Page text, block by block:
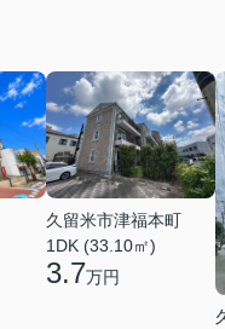
久留米市津福本町
1DK (33.10㎡)
3.7万円